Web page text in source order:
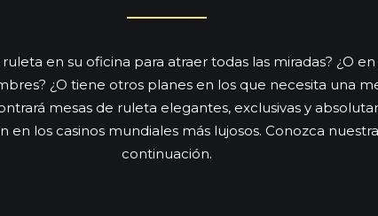
en su oficina para atraer todas las miradas? ¿O
¿O tiene otros planes en los que necesita una
mesas de ruleta elegantes, exclusivas y
en los casinos mundiales más lujosos. Conozca
continuación.